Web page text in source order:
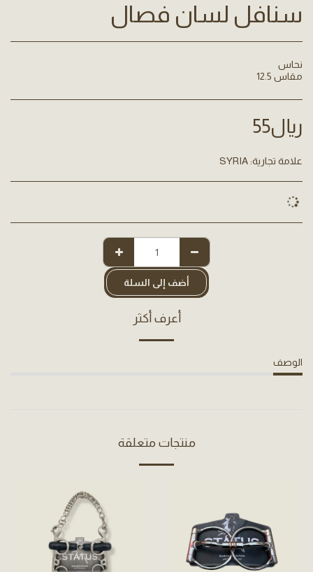
سنافل لسان فصال
مقاس 12.5
﷼55
علامة تجارية:SYRIA
أضف إلى السلة
أعرف أكثر
الوصف
منتجات متعلقة